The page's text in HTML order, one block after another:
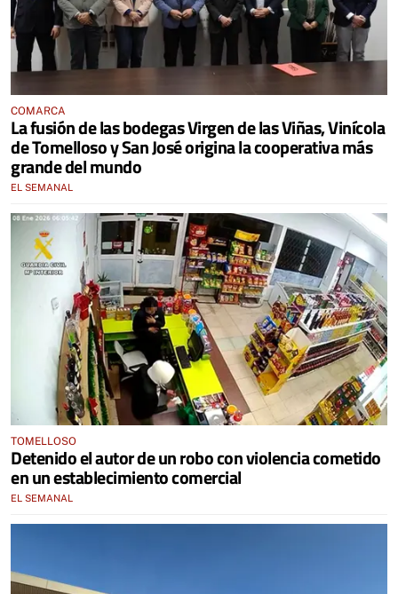
COMARCA
La fusión de las bodegas Virgen de las Viñas, Vinícola
de Tomelloso y San José origina la cooperativa más
grande del mundo
EL SEMANAL
TOMELLOSO
Detenido el autor de un robo con violencia cometido
en un establecimiento comercial
EL SEMANAL